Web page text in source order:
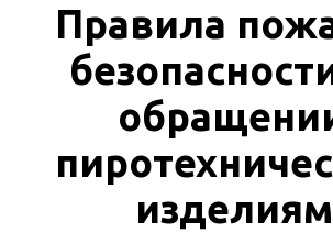
Правила